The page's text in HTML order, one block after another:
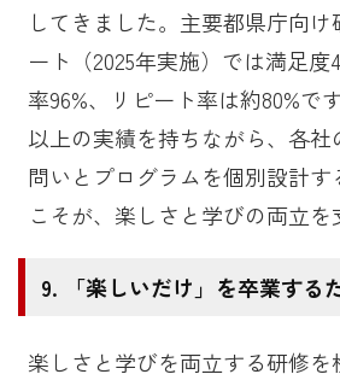
してきました。主要都県庁向
ート（2025年実施）では満足度
率96%、リピート率は約80%で
以上の実績を持ちながら、各社
問いとプログラムを個別設計
こそが、楽しさと学びの両立を
「楽しいだけ」を卒業する
楽しさと学びを両立する研修